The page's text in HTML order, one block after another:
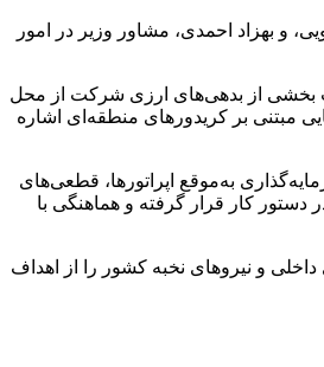
و بهزاد احمدی، مشاور وزیر در امور
بخشی از بدهی‌های ارزی شرکت از محل
دریایی مبتنی بر کریدورهای منطقه‌ای اشاره
به‌موقع اپراتورها، قطعی‌های
کار قرار گرفته و هماهنگی با
و نیروهای نخبه کشور را از اهداف